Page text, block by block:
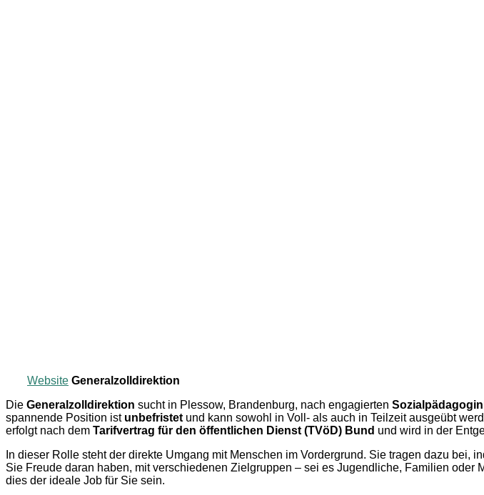
Website Generalzolldirektion
Die Generalzolldirektion sucht in Plessow, Brandenburg, nach engagierten
spannende Position ist unbefristet und kann sowohl in Voll- als auch in Teilzeit ausgeübt
erfolgt nach dem Tarifvertrag für den öffentlichen Dienst (TVöD) Bund und wird in der
In dieser Rolle steht der direkte Umgang mit Menschen im Vordergrund. Sie tragen dazu
Sie Freude daran haben, mit verschiedenen Zielgruppen – sei es Jugendliche, Familien
dies der ideale Job für Sie sein.